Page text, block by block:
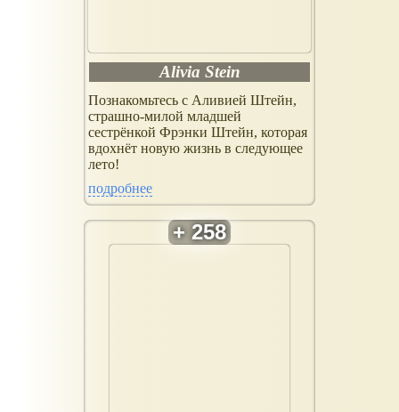
Alivia Stein
Познакомьтесь с Аливией Штейн,
страшно-милой младшей
сестрёнкой Фрэнки Штейн, которая
вдохнёт новую жизнь в следующее
лето!
подробнее